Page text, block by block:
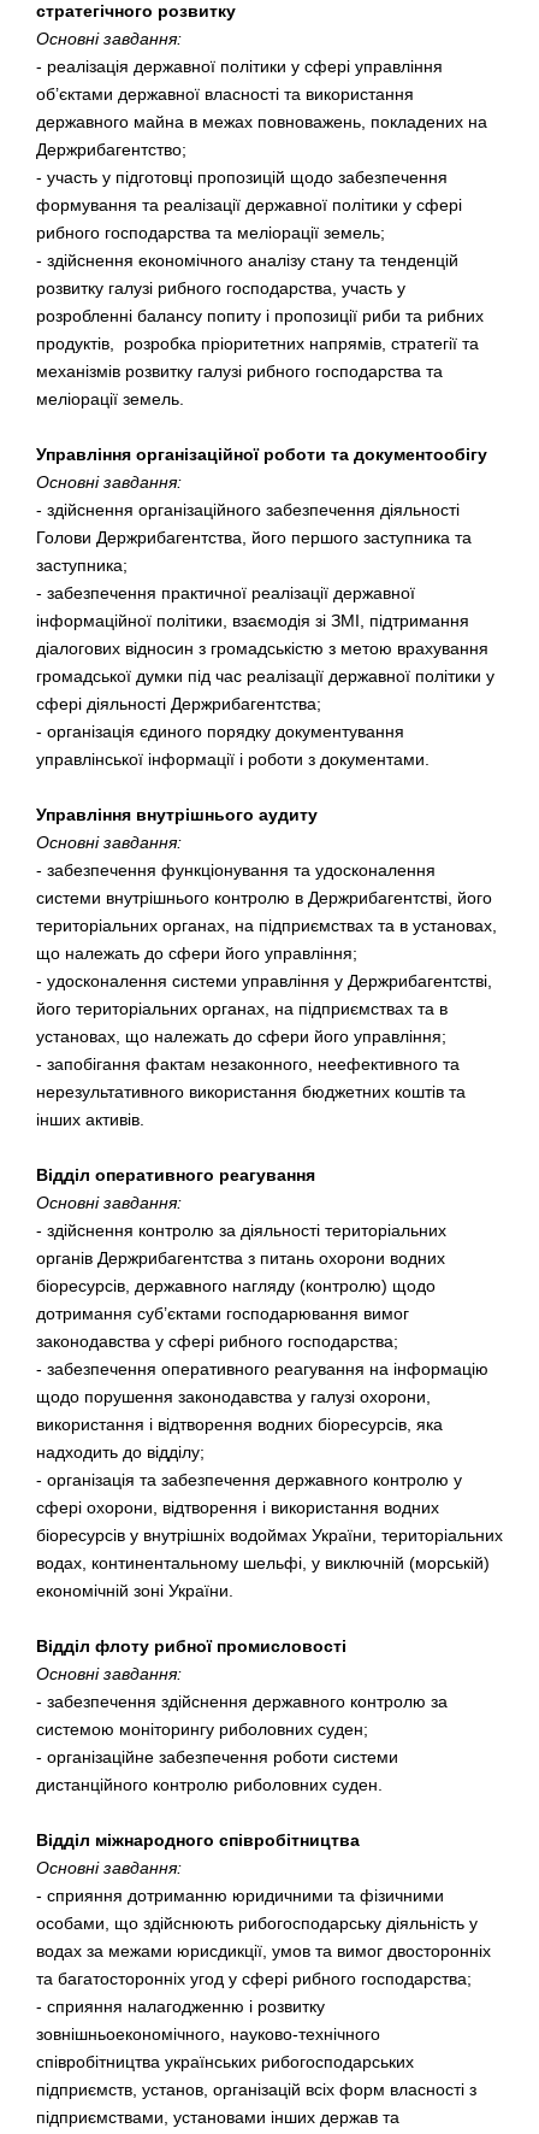
стратегічного розвитку
Основні завдання:
- реалізація державної політики у сфері управління
об’єктами державної власності та використання
державного майна в межах повноважень, покладених на
Держрибагентство;
- участь у підготовці пропозицій щодо забезпечення
формування та реалізації державної політики у сфері
рибного господарства та меліорації земель;
- здійснення економічного аналізу стану та тенденцій
розвитку галузі рибного господарства, участь у
розробленні балансу попиту і пропозиції риби та рибних
продуктів, розробка пріоритетних напрямів, стратегії та
механізмів розвитку галузі рибного господарства та
меліорації земель.
Управління організаційної роботи та документообігу
Основні завдання:
- здійснення організаційного забезпечення діяльності
Голови Держрибагентства, його першого заступника та
заступника;
- забезпечення практичної реалізації державної
інформаційної політики, взаємодія зі ЗМІ, підтримання
діалогових відносин з громадськістю з метою врахування
громадської думки під час реалізації державної політики у
сфері діяльності Держрибагентства;
- організація єдиного порядку документування
управлінської інформації і роботи з документами.
Управління внутрішнього аудиту
Основні завдання:
- забезпечення функціонування та удосконалення
системи внутрішнього контролю в Держрибагентстві, його
територіальних органах, на підприємствах та в установах,
що належать до сфери його управління;
- удосконалення системи управління у Держрибагентстві,
його територіальних органах, на підприємствах та в
установах, що належать до сфери його управління;
- запобігання фактам незаконного, неефективного та
нерезультативного використання бюджетних коштів та
інших активів.
Відділ оперативного реагування
Основні завдання:
- здійснення контролю за діяльності територіальних
органів Держрибагентства з питань охорони водних
біоресурсів, державного нагляду (контролю) щодо
дотримання суб’єктами господарювання вимог
законодавства у сфері рибного господарства;
- забезпечення оперативного реагування на інформацію
щодо порушення законодавства у галузі охорони,
використання і відтворення водних біоресурсів, яка
надходить до відділу;
- організація та забезпечення державного контролю у
сфері охорони, відтворення і використання водних
біоресурсів у внутрішніх водоймах України, територіальних
водах, континентальному шельфі, у виключній (морській)
економічній зоні України.
Відділ флоту рибної промисловості
Основні завдання:
- забезпечення здійснення державного контролю за
системою моніторингу риболовних суден;
- організаційне забезпечення роботи системи
дистанційного контролю риболовних суден.
Відділ міжнародного співробітництва
Основні завдання:
- сприяння дотриманню юридичними та фізичними
особами, що здійснюють рибогосподарську діяльність у
водах за межами юрисдикції, умов та вимог двосторонніх
та багатосторонніх угод у сфері рибного господарства;
- сприяння налагодженню і розвитку
зовнішньоекономічного, науково-технічного
співробітництва українських рибогосподарських
підприємств, установ, організацій всіх форм власності з
підприємствами, установами інших держав та